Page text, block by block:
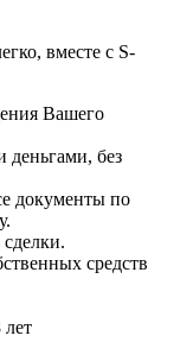
вместе с S-
Вашего
деньгами, без
документы по
средств
лет